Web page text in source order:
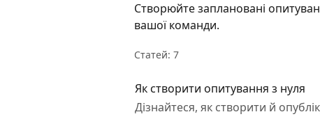
Створюйте заплановані
вашої команди.
Статей: 7
Як створити опитування з нуля
Дізнайтеся, як створити й